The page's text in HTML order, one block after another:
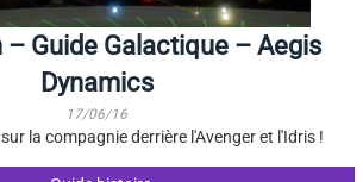
– Guide Galactique – Aegis
Dynamics
17/06/16
la compagnie derrière l'Avenger et l'Idris !